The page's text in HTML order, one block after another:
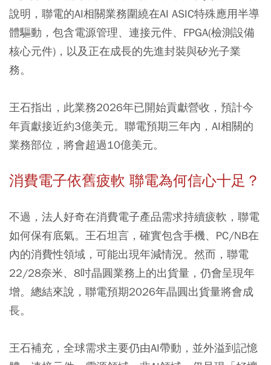
說明，聯電的AI相關業務圍繞在AI ASIC特殊應用半導
體驅動，包含電源管理、連接元件、FPGA(檢測設備
核心元件)，以及正在成長的先進封裝與矽光子業
務。
王石指出，此業務2026年已開始貢獻營收，預計今
年貢獻接近約3億美元。聯電預期三年內，AI相關的
業務部位，將會超過10億美元。
消費電子依舊疲軟 聯電為何信心十足？
不過，法人好奇在消費電子產品需求持續疲軟，聯電
如何保有底氣。王石坦言，確實包含手機、PC/NB在
內的消費性領域，可能出現年減情況。然而，聯電
22/28奈米、8吋晶圓業務上的出貨量，仍會呈現年
增。總結來說，聯電預期2026年晶圓出貨量將會成
長。
王石補充，全球需求主要仍由AI帶動，並外溢到記憶